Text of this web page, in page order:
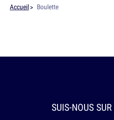
Accueil Boulette
SUIS-NOUS SUR